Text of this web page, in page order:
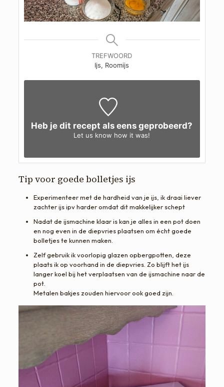
TREFWOORD
Ijs, Roomijs
Heb je dit recept als eens geprobeerd?
Let us know how it was!
Tip voor goede bolletjes ijs
Experimenteer met de hardheid van je ijs, ik draai liever
zachter ijs ipv harder omdat dit makkelijker schept
Nadat de ijsmachine klaar is kan je alles in een pot doen
en nog even in de diepvries plaatsen om écht goede
bolletjes te kunnen maken.
Zelf gebruik ik voorlopig glazen opbergpotten, deze
plaats ik op voorhand in de diepvries. Zo blijft het ijs
langer koel bij het verplaatsen van de ijsmachine naar de
pot.
Metalen bakjes zouden hiervoor ook goed zijn.